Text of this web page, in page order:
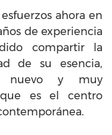
ahora en
de experiencia
compartir la
de su esencia,
nuevo y muy
es el centro